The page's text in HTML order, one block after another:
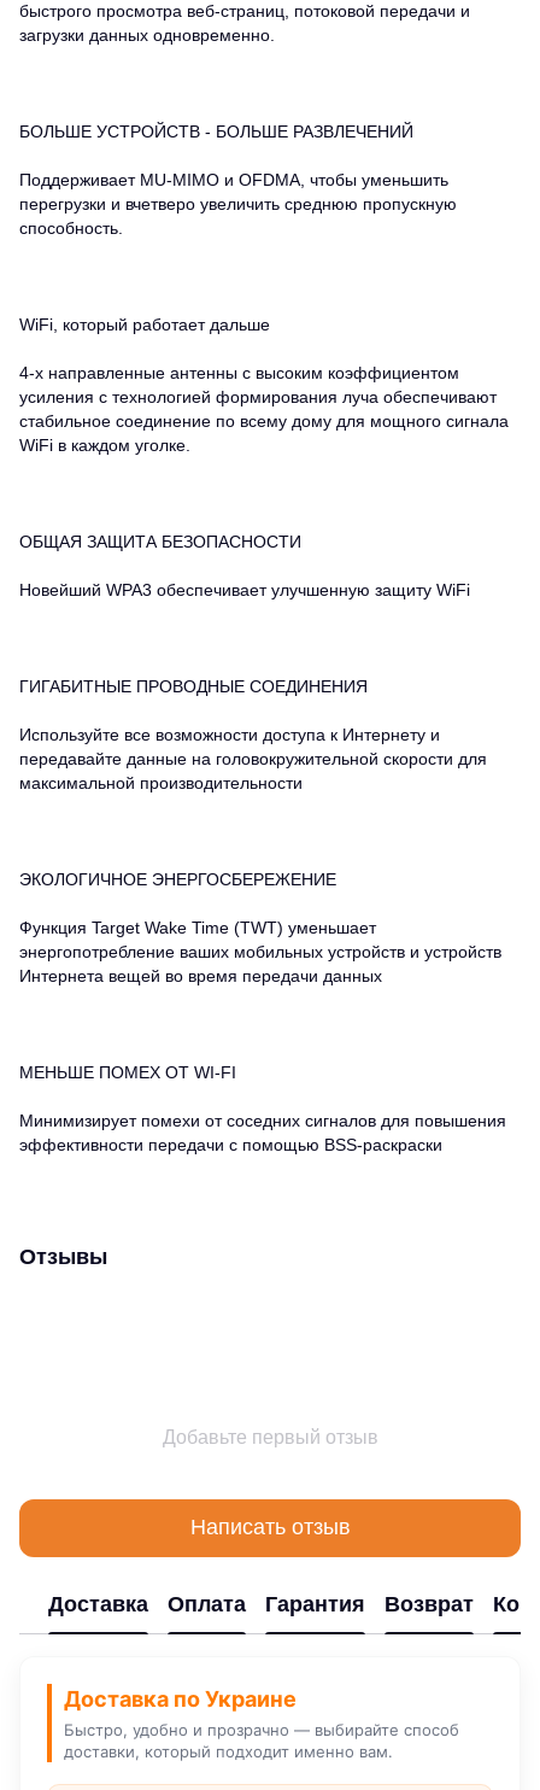
быстрого просмотра веб-страниц, потоковой передачи и
загрузки данных одновременно.
БОЛЬШЕ УСТРОЙСТВ - БОЛЬШЕ РАЗВЛЕЧЕНИЙ
Поддерживает MU-MIMO и OFDMA, чтобы уменьшить
перегрузки и вчетверо увеличить среднюю пропускную
способность.
WiFi, который работает дальше
4-х направленные антенны с высоким коэффициентом
усиления с технологией формирования луча обеспечивают
стабильное соединение по всему дому для мощного сигнала
WiFi в каждом уголке.
ОБЩАЯ ЗАЩИТА БЕЗОПАСНОСТИ
Новейший WPA3 обеспечивает улучшенную защиту WiFi
ГИГАБИТНЫЕ ПРОВОДНЫЕ СОЕДИНЕНИЯ
Используйте все возможности доступа к Интернету и
передавайте данные на головокружительной скорости для
максимальной производительности
ЭКОЛОГИЧНОЕ ЭНЕРГОСБЕРЕЖЕНИЕ
Функция Target Wake Time (TWT) уменьшает
энергопотребление ваших мобильных устройств и устройств
Интернета вещей во время передачи данных
МЕНЬШЕ ПОМЕХ ОТ WI-FI
Минимизирует помехи от соседних сигналов для повышения
эффективности передачи с помощью BSS-раскраски
Отзывы
Добавьте первый отзыв
Написать отзыв
Доставка Оплата Гарантия Возврат
Доставка по Украине
Быстро, удобно и прозрачно — выбирайте способ
доставки, который подходит именно вам.